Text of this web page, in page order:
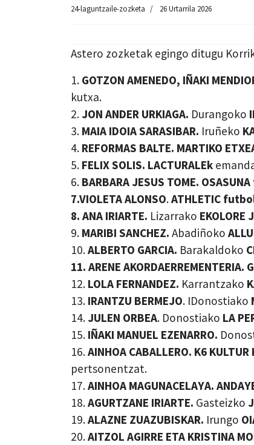
24-laguntzaile-zozketa 26 Urtarrila 2026
Astero zozketak egingo ditugu
1. GOTZON AMENEDO, IÑAKI
kutxa.
2. JON ANDER URKIAGA. Durangoko
3. MAIA IDOIA SARASIBAR. Iruñeko
4. REFORMAS BALTE. MARTIKO
5. FELIX SOLIS. LACTURALEk
6. BARBARA JESUS TOME.
7.VIOLETA ALONSO.ATHLETIC
8. ANA IRIARTE. Lizarrako EKOLORE
9. MARIBI SANCHEZ. Abadiñoko
10.ALBERTO GARCIA. Barakaldoko
11. ARENE AKORDAERREMENTERIA.
12. LOLA FERNANDEZ. Karrantzako
13. IRANTZU BERMEJO. IDonostiako
14. JULEN ORBEA. Donostiako LA
15. IÑAKI MANUEL EZENARRO.
16.AINHOA CABALLERO. K6 KULTUR
pertsonentzat.
17.AINHOA MAGUNACELAYA.
18.AGURTZANE IRIARTE. Gasteizko
19.ALAZNE ZUAZUBISKAR. Irungo
20.AITZOL AGIRRE ETA KRISTINA